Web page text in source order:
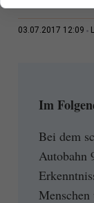
03.07.2017 12:09
Im
Bei dem
Autobahn